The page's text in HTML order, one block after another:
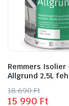
Remmers Isolier
Allgrund 2,5L
18 690Ft
Original
price
15 990 Ft
Current
price